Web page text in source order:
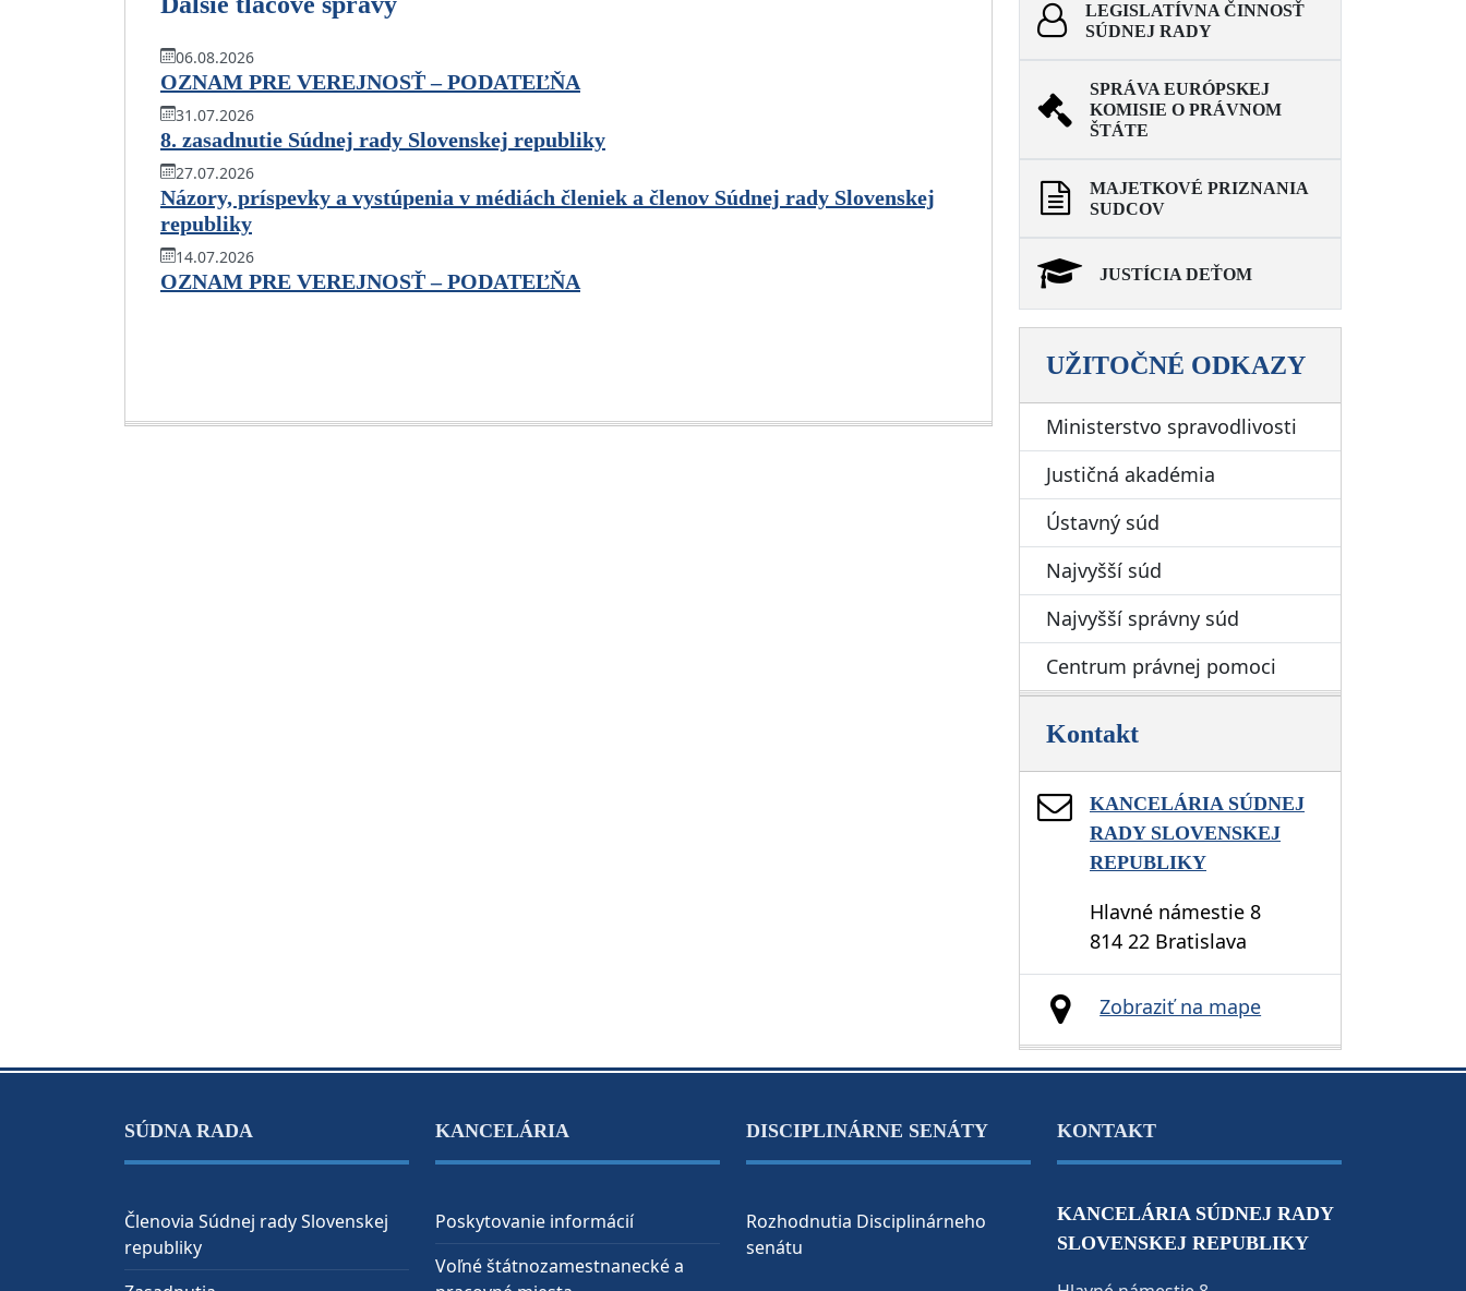
06.08.2026
OZNAM PRE VEREJNOSŤ – PODATEĽŇA
31.07.2026
8. zasadnutie Súdnej rady Slovenskej republiky
27.07.2026
Názory, príspevky a vystúpenia v médiách členiek a členov Súdnej rady Slovenskej
republiky
14.07.2026
OZNAM PRE VEREJNOSŤ – PODATEĽŇA
LEGISLATÍVNA ČINNOSŤ
SÚDNEJ RADY
SPRÁVA EURÓPSKEJ
KOMISIE O PRÁVNOM
ŠTÁTE
MAJETKOVÉ PRIZNANIA
SUDCOV
JUSTÍCIA DEŤOM
UŽITOČNÉ ODKAZY
Ministerstvo spravodlivosti
Justičná akadémia
Ústavný súd
Najvyšší súd
Najvyšší správny súd
Centrum právnej pomoci
Kontakt
KANCELÁRIA SÚDNEJ
RADY SLOVENSKEJ
REPUBLIKY
Hlavné námestie 8
814 22 Bratislava
Zobraziť na mape
SÚDNA RADA
Členovia Súdnej rady Slovenskej
republiky
KANCELÁRIA
Poskytovanie informácií
Voľné štátnozamestnanecké a
DISCIPLINÁRNE SENÁTY
Rozhodnutia Disciplinárneho
senátu
KONTAKT
KANCELÁRIA SÚDNEJ RADY
SLOVENSKEJ REPUBLIKY